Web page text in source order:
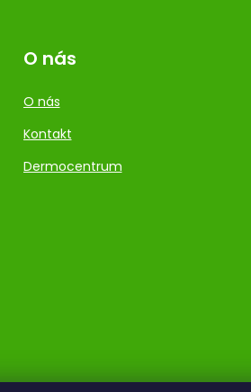
O nás
O nás
Kontakt
Dermocentrum